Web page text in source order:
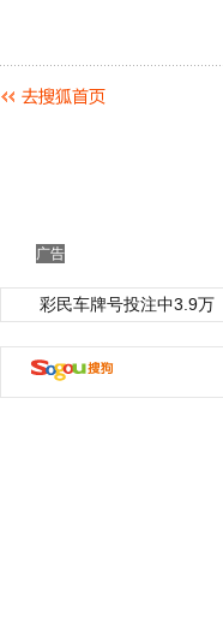
广告
彩民车牌号投注中3.9万